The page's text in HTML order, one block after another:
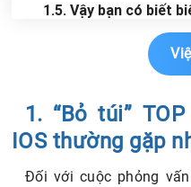
1.5. Vậy bạn có biết
như thế nào hay
1.6. Đối với weak thì
1.7. Trong Objective
Static hay không?
1.8. Bạn có thể phân
ViewDidUnload cùng
ViewDidAppear,
1. “Bỏ túi”
IOS thường gặp
Đối với cuộc phỏng